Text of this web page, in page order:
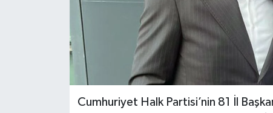
Cumhuriyet Halk Partisi’nin 81 İl